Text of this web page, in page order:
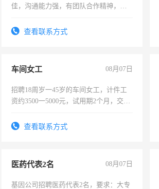
佳，沟通能力强，有团队合作精神，有
查看联系方式
车间女工 08月07日
招聘18周岁一45岁的车间女工，计件工
资约3500一5000元，试用期2个月，交五
查看联系方式
医药代表2名 08月07日
基因公司招聘医药代表2名，要求：大专